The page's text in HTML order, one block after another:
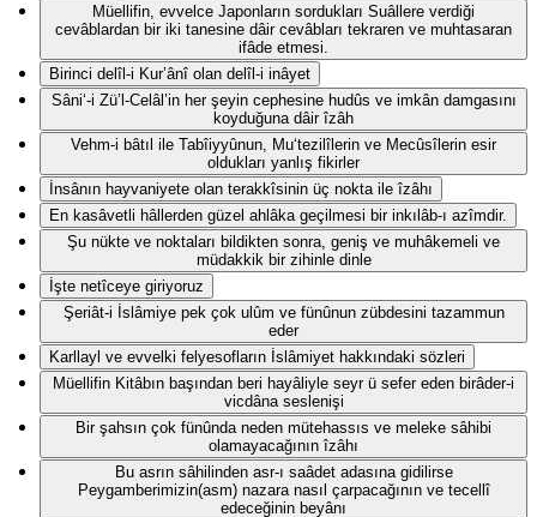
Müellifin, evvelce Japonların sordukları Suâllere verdiği
cevâblardan bir iki tanesine dâir cevâbları tekraren ve muhtasaran
ifâde etmesi.
Birinci delîl-i Kur’ânî olan delîl-i inâyet
Sâni‘-i Zü’l-Celâl’in her şeyin cephesine hudûs ve imkân damgasını
koyduğuna dâir îzâh
Vehm-i bâtıl ile Tabîiyyûnun, Mu‘tezilîlerin ve Mecûsîlerin esir
oldukları yanlış fikirler
İnsânın hayvaniyete olan terakkîsinin üç nokta ile îzâhı
En kasâvetli hâllerden güzel ahlâka geçilmesi bir inkılâb-ı azîmdir.
Şu nükte ve noktaları bildikten sonra, geniş ve muhâkemeli ve
müdakkik bir zihinle dinle
İşte netîceye giriyoruz
Şeriât-i İslâmiye pek çok ulûm ve fünûnun zübdesini tazammun
eder
Karllayl ve evvelki felyesofların İslâmiyet hakkındaki sözleri
Müellifin Kitâbın başından beri hayâliyle seyr ü sefer eden birâder-i
vicdâna seslenişi
Bir şahsın çok fünûnda neden mütehassıs ve meleke sâhibi
olamayacağının îzâhı
Bu asrın sâhilinden asr-ı saâdet adasına gidilirse
Peygamberimizin(asm) nazara nasıl çarpacağının ve tecellî
edeceğinin beyânı